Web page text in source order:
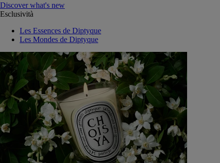
Discover what's new
Esclusività
Les Essences de Diptyque
Les Mondes de Diptyque